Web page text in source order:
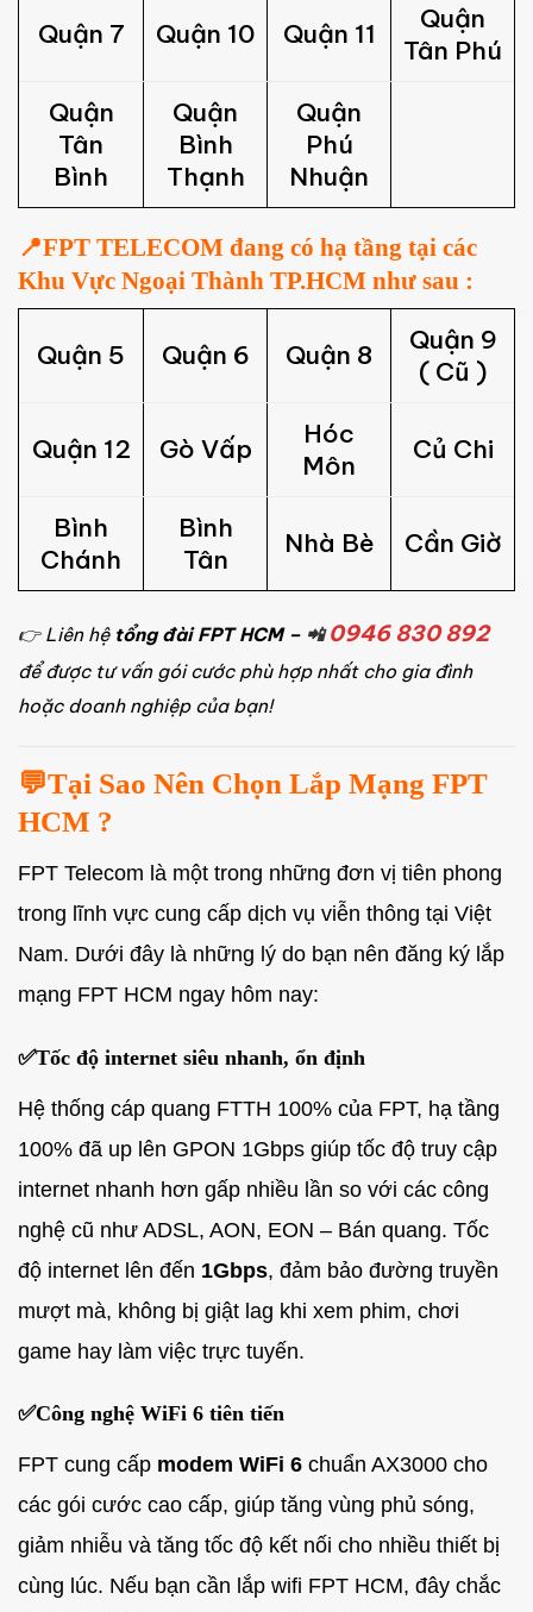
Quận 7 Quận 10 Quận 11
Quận
Tân Phú
Quận
Tân
Bình
Quận
Bình
Thạnh
Quận
Phú
Nhuận
📍FPT TELECOM đang có hạ tầng tại các
Khu Vực Ngoại Thành TP.HCM như sau :
Quận 5 Quận 6 Quận 8
Quận 9
( Cũ )
Quận 12 Gò Vấp
Hóc
Môn
Củ Chi
Bình
Chánh
Bình
Tân
Nhà Bè Cần Giờ
👉 Liên hệ tổng đài FPT HCM – 📲0946 830 892
để được tư vấn gói cước phù hợp nhất cho gia đình
hoặc doanh nghiệp của bạn!
💬Tại Sao Nên Chọn Lắp Mạng FPT
HCM ?
FPT Telecom là một trong những đơn vị tiên phong
trong lĩnh vực cung cấp dịch vụ viễn thông tại Việt
Nam. Dưới đây là những lý do bạn nên đăng ký lắp
mạng FPT HCM ngay hôm nay:
✅Tốc độ internet siêu nhanh, ổn định
Hệ thống cáp quang FTTH 100% của FPT, hạ tầng
100% đã up lên GPON 1Gbps giúp tốc độ truy cập
internet nhanh hơn gấp nhiều lần so với các công
nghệ cũ như ADSL, AON, EON – Bán quang. Tốc
độ internet lên đến 1Gbps, đảm bảo đường truyền
mượt mà, không bị giật lag khi xem phim, chơi
game hay làm việc trực tuyến.
✅Công nghệ WiFi 6 tiên tiến
FPT cung cấp modem WiFi 6 chuẩn AX3000 cho
các gói cước cao cấp, giúp tăng vùng phủ sóng,
giảm nhiễu và tăng tốc độ kết nối cho nhiều thiết bị
cùng lúc. Nếu bạn cần lắp wifi FPT HCM, đây chắc